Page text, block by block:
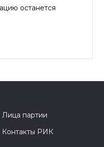
останется
Лица партии
Контакты РИК